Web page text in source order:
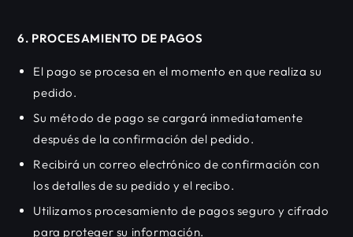
6. PROCESAMIENTO DE PAGOS
El pago se procesa en el momento en que realiza su
pedido.
Su método de pago se cargará inmediatamente
después de la confirmación del pedido.
Recibirá un correo electrónico de confirmación con
los detalles de su pedido y el recibo.
Utilizamos procesamiento de pagos seguro y cifrado
para proteger su información.